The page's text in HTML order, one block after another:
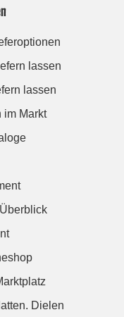
lassen
lassen
im Markt
Dielen